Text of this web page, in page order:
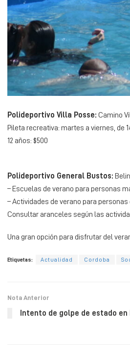
Polideportivo Villa Posse: Camino
Pileta recreativa: martes a viernes, de
12 años: $500
Polideportivo General Bustos:
– Escuelas de verano para personas
– Actividades de verano para
Consultar aranceles según las
Una gran opción para disfrutar del
Etiquetas: Actualidad Cordoba
Nota Anterior
Intento de golpe de estado